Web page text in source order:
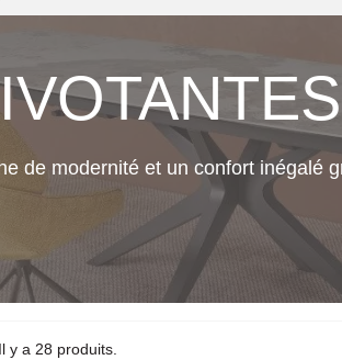
de modernité et un confort inégalé
Il y a 28 produits.